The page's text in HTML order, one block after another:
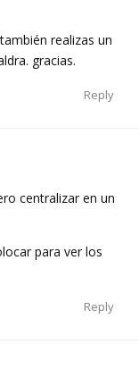
realizas un
gracias.
Reply
centralizar en un
para ver los
Reply